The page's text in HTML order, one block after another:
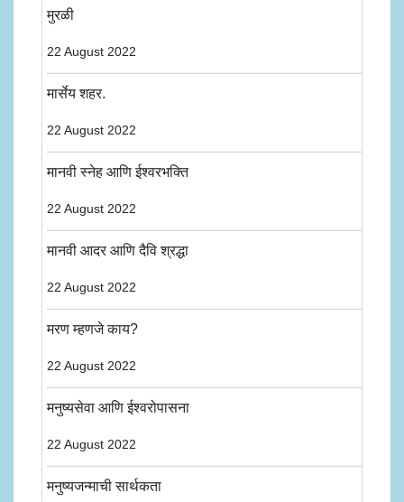
मुरळी
22 August 2022
मार्सेय शहर.
22 August 2022
मानवी स्नेह आणि ईश्वरभक्ति
22 August 2022
मानवी आदर आणि दैवि श्रद्धा
22 August 2022
मरण म्हणजे काय?
22 August 2022
मनुष्यसेवा आणि ईश्वरोपासना
22 August 2022
मनुष्यजन्माची सार्थकता